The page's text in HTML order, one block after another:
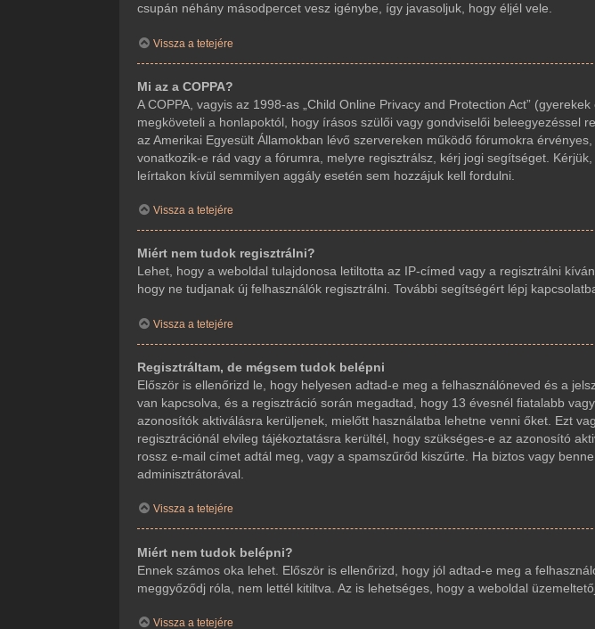
csupán néhány másodpercet vesz igénybe, így javasoljuk, hogy éljél vele.
Vissza a tetejére
Mi az a COPPA?
A COPPA, vagyis az 1998-as „Child Online Privacy and Protection Act”
megköveteli a honlapoktól, hogy írásos szülői vagy gondviselői beleegyezéssel
az Amerikai Egyesült Államokban lévő szervereken működő fórumokra
vonatkozik-e rád vagy a fórumra, melyre regisztrálsz, kérj jogi segítséget.
leírtakon kívül semmilyen aggály esetén sem hozzájuk kell fordulni.
Vissza a tetejére
Miért nem tudok regisztrálni?
Lehet, hogy a weboldal tulajdonosa letiltotta az IP-címed vagy a regisztrálni
hogy ne tudjanak új felhasználók regisztrálni. További segítségért lépj
Vissza a tetejére
Regisztráltam, de mégsem tudok belépni
Először is ellenőrizd le, hogy helyesen adtad-e meg a felhasználóneved és a
van kapcsolva, és a regisztráció során megadtad, hogy 13 évesnél fiatalabb
azonosítók aktiválásra kerüljenek, mielőtt használatba lehetne venni őket. Ezt
regisztrációnál elvileg tájékoztatásra kerültél, hogy szükséges-e az azonosító
rossz e-mail címet adtál meg, vagy a spamszűrőd kiszűrte. Ha biztos vagy
adminisztrátorával.
Vissza a tetejére
Miért nem tudok belépni?
Ennek számos oka lehet. Először is ellenőrizd, hogy jól adtad-e meg a
meggyőződj róla, nem lettél kitiltva. Az is lehetséges, hogy a weboldal
Vissza a tetejére